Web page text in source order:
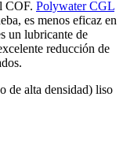
COF. Polywater CGL
es menos eficaz en
un lubricante de
reducción de